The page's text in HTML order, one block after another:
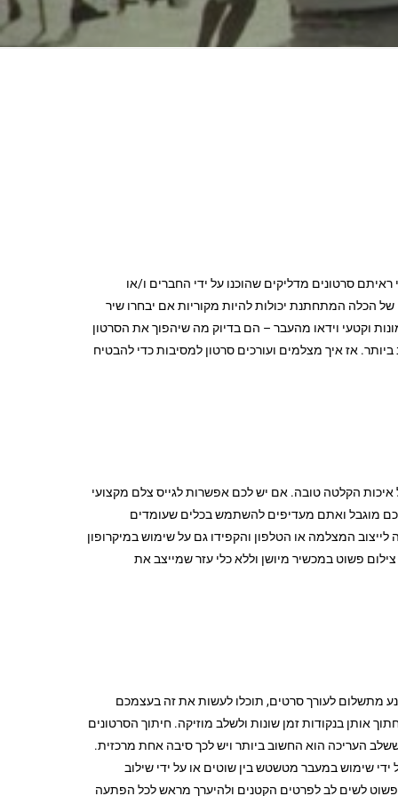
סרטונים מדליקים שהוכנו על ידי החברים ו/או
הכלה המתחתנת יכולות להיות מקוריות אם יבחרו שיר
וקטעי וידאו מהעבר – הם בדיוק מה שיהפוך את הסרטון
אז איך מצלמים ועורכים סרטון למסיבות כדי להבטיח
איכות הקלטה טובה. אם יש לכם אפשרות לגייס צלם מקצועי
מוגבל ואתם מעדיפים להשתמש בכלים שעומדים
המצלמה או הטלפון והקפידו גם על שימוש במיקרופון
פשוט במכשיר מיושן וללא כלי עזר שמייצב את
מתשלום לעורך סרטים, תוכלו לעשות את זה בעצמכם
אותן בנקודות זמן שונות ולשלב מוזיקה. חיתוך הסרטונים
העריכה הוא החשוב ביותר ויש לכך סיבה אחת מרכזית.
שימוש במעבר מטשטש בין שוטים או על ידי שילוב
פשוט לשים לב לפרטים הקטנים ולהיערך מראש לכל הפתעה